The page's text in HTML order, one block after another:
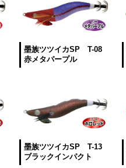
墨族ツツイカSP T-08
赤メタパープル
墨族ツツイカSP T-13
ブラックインパクト